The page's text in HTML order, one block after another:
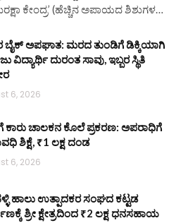
ಕೇಂದ್ರ’ (ಹೆಚ್ಚಿನ ಅಪಾಯದ ಶಿಶುಗಳ…
ಬೈಕ್ ಅಪಘಾತ: ಮರದ ತುಂಡಿಗೆ ಡಿಕ್ಕಿಯಾಗಿ
ವಿದ್ಯಾರ್ಥಿ ದುರಂತ ಸಾವು, ಇಬ್ಬರ ಸ್ಥಿತಿ
6, 2026
ಕಾರು ಚಾಲಕನ ಕೊಲೆ ಪ್ರಕರಣ: ಅಪರಾಧಿಗೆ
ಶಿಕ್ಷೆ, ₹1 ಲಕ್ಷ ದಂಡ
6, 2026
ಹಾಲು ಉತ್ಪಾದಕರ ಸಂಘದ ಕಟ್ಟಡ
ಶ್ರೀ ಕ್ಷೇತ್ರದಿಂದ ₹2 ಲಕ್ಷ ಧನಸಹಾಯ